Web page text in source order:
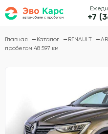
+7
Главная Каталог RENAULT
пробегом 48 597 км